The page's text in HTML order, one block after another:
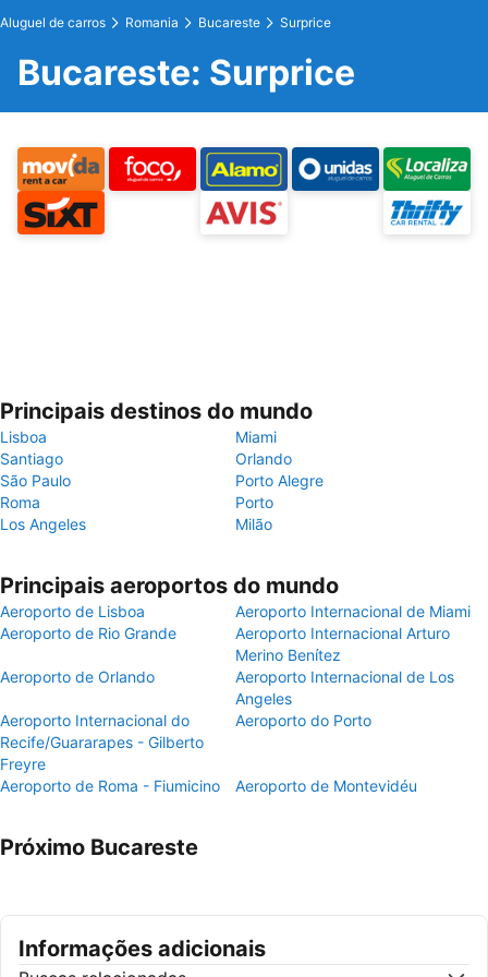
Aluguel de carros Romania Bucareste Surprice
Bucareste: Surprice
Principais destinos do mundo
Lisboa
Miami
Santiago
Orlando
São Paulo
Porto Alegre
Roma
Porto
Los Angeles
Milão
Principais aeroportos do mundo
Aeroporto de Lisboa
Aeroporto Internacional de Miami
Aeroporto de Rio Grande
Aeroporto Internacional Arturo
Merino Benítez
Aeroporto de Orlando
Aeroporto Internacional de Los
Angeles
Aeroporto Internacional do
Recife/Guararapes - Gilberto
Freyre
Aeroporto do Porto
Aeroporto de Roma - Fiumicino Aeroporto de Montevidéu
Próximo Bucareste
Informações adicionais